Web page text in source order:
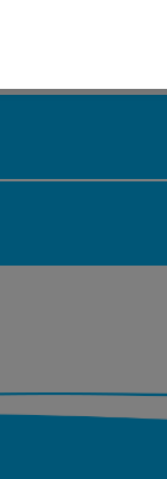
които
2689.